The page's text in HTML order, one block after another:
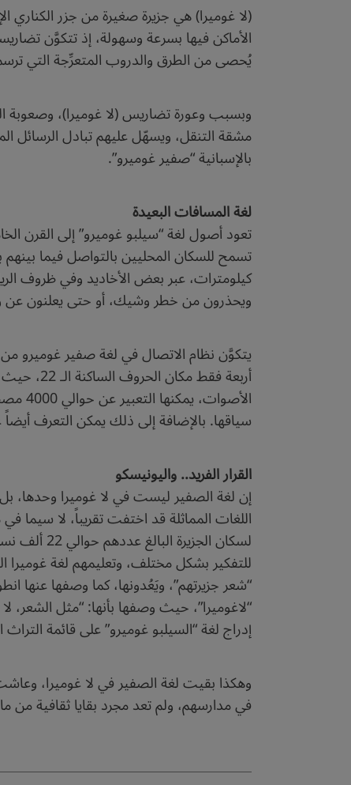
الأماكن فيها بسرعة وسهولة، إذ تتكوَّن
يُحصى من الطرق والدروب المتعرِّجة التي ترسم
وبسبب وعورة تضاريس (لا غوميرا)، وصعوبة
مشقة التنقل، ويسهّل عليهم تبادل الرسائل
بالإسبانية “صفير غوميرو”.
لغة المسافات البعيدة
تعود أصول لغة “سيلبو غوميرو” إلى القرن
تسمح للسكان المحليين بالتواصل فيما
كيلومترات، عبر بعض الأخاديد وفي ظروف
ويحذرون من خطر وشيك، أو حتى يعلنون عن
يتكوَّن نظام الاتصال في لغة صفير غوميرو
أربعة
سياقها. بالإضافة إلى ذلك يمكن التعرف
القرار الفريد.. واليونيسكو
لسكان
للتفكير بشكل مختلف، وتعليمهم لغة غوميرا
“شعر جزيرتهم”، ويَعُدونها، كما وصفها عنها
إدراج لغة “السيلبو غوميرو” على قائمة
وهكذا بقيت لغة الصفير في لا غوميرا،
في مدارسهم، ولم تعد مجرد بقايا ثقافية